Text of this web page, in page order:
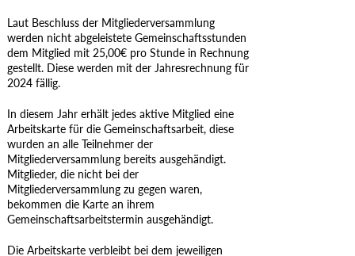
Laut Beschluss der Mitgliederversammlung
werden nicht abgeleistete Gemeinschaftsstunden
dem Mitglied mit 25,00€ pro Stunde in Rechnung
gestellt. Diese werden mit der Jahresrechnung für
2024 fällig.
In diesem Jahr erhält jedes aktive Mitglied eine
Arbeitskarte für die Gemeinschaftsarbeit, diese
wurden an alle Teilnehmer der
Mitgliederversammlung bereits ausgehändigt.
Mitglieder, die nicht bei der
Mitgliederversammlung zu gegen waren,
bekommen die Karte an ihrem
Gemeinschaftsarbeitstermin ausgehändigt.
Die Arbeitskarte verbleibt bei dem jeweiligen